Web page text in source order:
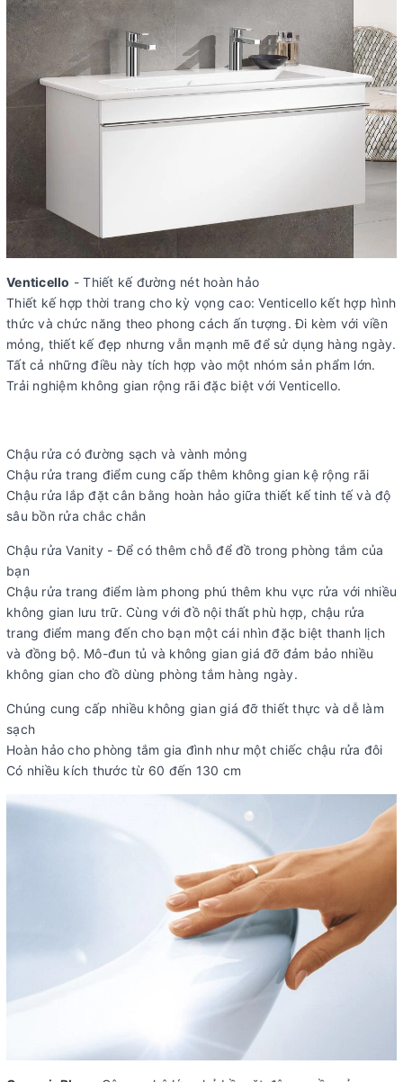
Venticello - Thiết kế đường nét hoàn hảo
Thiết kế hợp thời trang cho kỳ vọng cao: Venticello kết hợp hình
thức và chức năng theo phong cách ấn tượng. Đi kèm với viền
mỏng, thiết kế đẹp nhưng vẫn mạnh mẽ để sử dụng hàng ngày.
Tất cả những điều này tích hợp vào một nhóm sản phẩm lớn.
Trải nghiệm không gian rộng rãi đặc biệt với Venticello.
Chậu rửa có đường sạch và vành mỏng
Chậu rửa trang điểm cung cấp thêm không gian kệ rộng rãi
Chậu rửa lắp đặt cân bằng hoàn hảo giữa thiết kế tinh tế và độ
sâu bồn rửa chắc chắn
Chậu rửa Vanity - Để có thêm chỗ để đồ trong phòng tắm của
bạn
Chậu rửa trang điểm làm phong phú thêm khu vực rửa với nhiều
không gian lưu trữ. Cùng với đồ nội thất phù hợp, chậu rửa
trang điểm mang đến cho bạn một cái nhìn đặc biệt thanh lịch
và đồng bộ. Mô-đun tủ và không gian giá đỡ đảm bảo nhiều
không gian cho đồ dùng phòng tắm hàng ngày.
Chúng cung cấp nhiều không gian giá đỡ thiết thực và dễ làm
sạch
Hoàn hảo cho phòng tắm gia đình như một chiếc chậu rửa đôi
Có nhiều kích thước từ 60 đến 130 cm